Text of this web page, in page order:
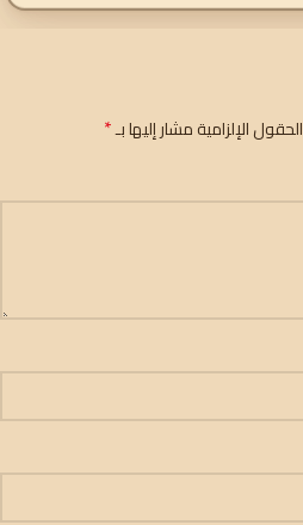
الحقول الإلزامية مشار إليها بـ*